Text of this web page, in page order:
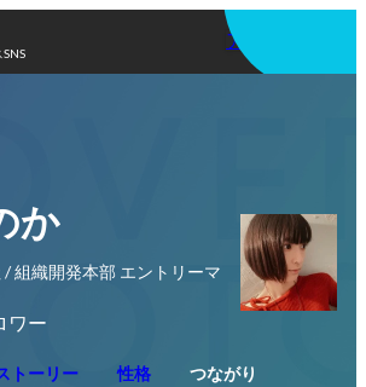
アプリを使う
か
組織開発本部 エントリーマ
ワー
トーリー 性格 つながり